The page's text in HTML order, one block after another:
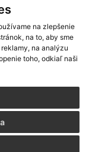
na zlepšenie
na to, aby sme
na analýzu
toho, odkiaľ naši